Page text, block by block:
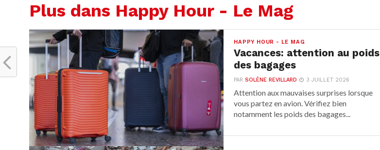
Plus dans Happy Hour - Le Mag
HAPPY HOUR - LE MAG
Vacances: attention au poids
des bagages
PARSOLÈNE REVILLARD 3 JUILLET 2026
Attention aux mauvaises surprises lorsque
vous partez en avion. Vérifiez bien
notamment les poids des bagages...